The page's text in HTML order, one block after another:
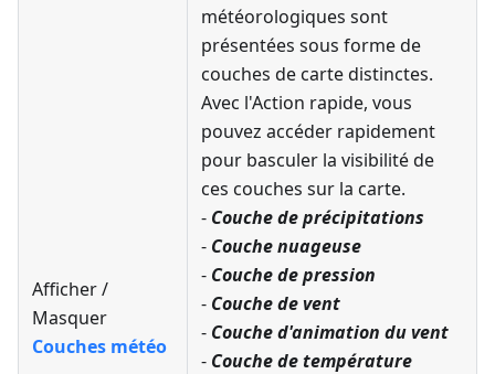
Afficher /
Masquer
Couches météo
météorologiques sont
présentées sous forme de
couches de carte distinctes.
Avec l'Action rapide, vous
pouvez accéder rapidement
pour basculer la visibilité de
ces couches sur la carte.
- Couche de précipitations
- Couche nuageuse
- Couche de pression
- Couche de vent
- Couche d'animation du vent
- Couche de température